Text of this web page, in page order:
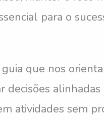
para o
que nos
decisões alinhadas
atividades sem